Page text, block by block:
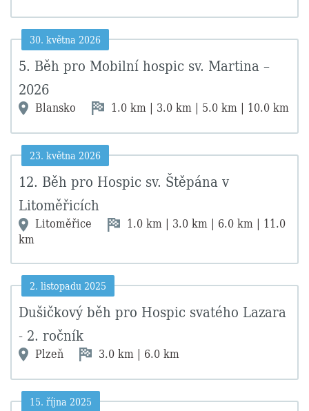
30. května 2026
5. Běh pro Mobilní hospic sv. Martina –
2026
Blansko 1.0 km | 3.0 km | 5.0 km | 10.0 km
23. května 2026
12. Běh pro Hospic sv. Štěpána v
Litoměřicích
Litoměřice
1.0 km | 3.0 km | 6.0 km | 11.0
km
2. listopadu 2025
Dušičkový běh pro Hospic svatého Lazara
- 2. ročník
Plzeň 3.0 km | 6.0 km
15. října 2025